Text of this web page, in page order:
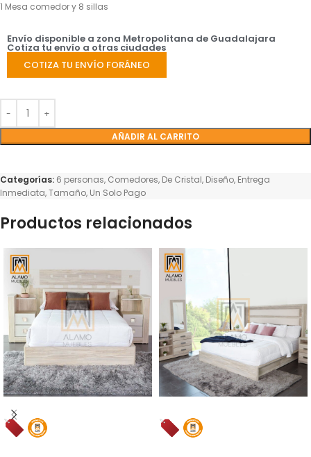
1 Mesa comedor y 8 sillas
Envío disponible a zona Metropolitana de Guadalajara
Cotiza tu envío a otras ciudades
COTIZA TU ENVÍO FORÁNEO
AÑADIR AL CARRITO
Categorías: 6 personas, Comedores, De Cristal, Diseño, Entrega
Inmediata,Tamaño, Un Solo Pago
Productos relacionados